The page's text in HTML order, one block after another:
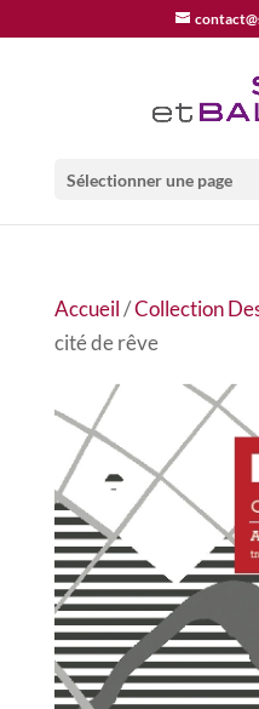
Sélectionner une page
Accueil/Collection
cité de rêve